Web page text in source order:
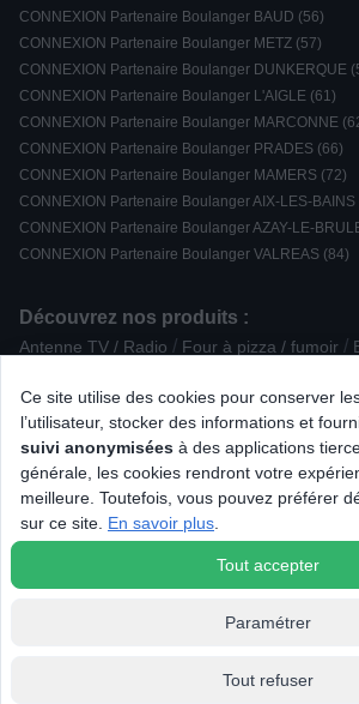
Ce site utilise des cookies pour conserver
l’utilisateur, stocker des informations et
suivi anonymisées à des applications
générale, les cookies rendront votre
meilleure. Toutefois, vous pouvez préférer
sur ce site. En savoir plus
Tout accepter
Paramétrer
Tout refuser
CONNEXION Partenaire Boulanger BAUD (56)
CONNEXION Partenaire Boulanger METZ (57)
CONNEXION Partenaire Boulanger DUNKERQUE
CONNEXION Partenaire Boulanger L'AIGLE (61)
CONNEXION Partenaire Boulanger MARCONNE
CONNEXION Partenaire Boulanger PRADES (66)
CONNEXION Partenaire Boulanger MAMERS (72)
CONNEXION Partenaire Boulanger AIX-LES-BAINS
CONNEXION Partenaire Boulanger AZAY-LE-
CONNEXION Partenaire Boulanger VALREAS (84)
Découvrez nos produits :
Antenne TV / Radio / Four à pizza / fumoir /
PC portable / Barbecue à gaz / Barbecue à
Barbecue électrique / Housse / Coque /
Hotte Classique Câble numerique
Accessoire Aspirateur / Nettoyeur vapeur
Four Catalyse / Univers des pâtes
Imprimante multifonction laser /
© 2026 Tous droits réservés